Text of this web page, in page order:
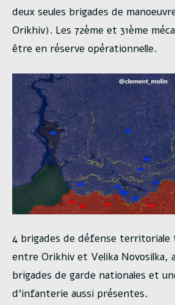
deux seules brigades de
Orikhiv). Les 72ème et 31ème
être en réserve opérationnelle.
4 brigades de défense
entre Orikhiv et Velika Novosilka,
brigades de garde nationales et
d’infanterie aussi présentes.